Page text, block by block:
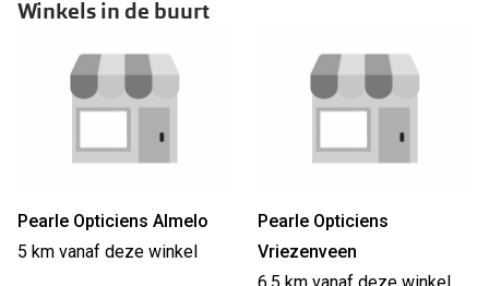
Brillentrends
Zorgvergoeding brillen
Meekleurende glazen
Nachtbril
Winkels in de buurt
Pearle Opticiens Almelo
5 km vanaf deze winkel
Pearle Opticiens
Vriezenveen